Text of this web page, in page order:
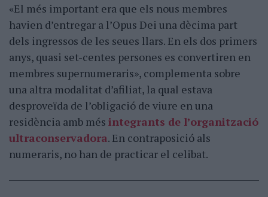
«El més important era que els nous membres
havien d’entregar a l’Opus Dei una dècima part
dels ingressos de les seues llars. En els dos primers
anys, quasi set-centes persones es convertiren en
membres supernumeraris», complementa sobre
una altra modalitat d’afiliat, la qual estava
desproveïda de l’obligació de viure en una
residència amb més integrants de l’organització
ultraconservadora. En contraposició als
numeraris, no han de practicar el celibat.